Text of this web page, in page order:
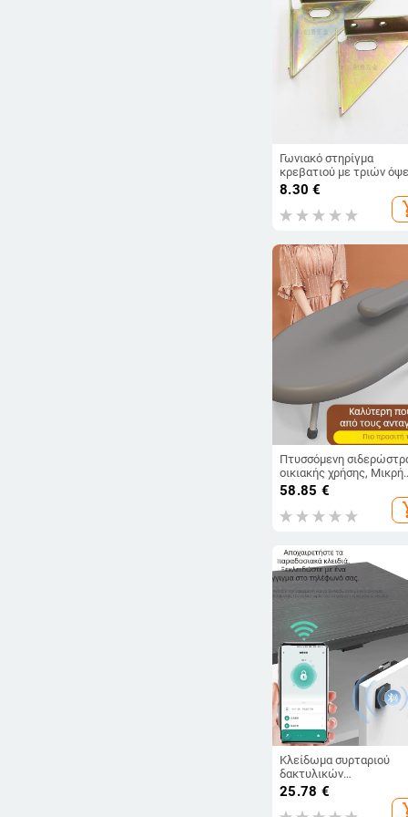
Γωνιακό στηρίγμα
κρεβατιού με τριών
στερέωση — αριστερή
δεξιά γωνιακή
και συνδετικό εξάρτημα
8.30 €
Πτυσσόμενη
οικιακής χρήσης, Μικρή
σιδερώστρα, Σιδερένιο
σιδερώστρας, Σιδερωτή
58.85 €
Κλείδωμα συρταριού
δακτυλικών
αποτυπωμάτων
Tuya, ντουλάπι
25.78 €